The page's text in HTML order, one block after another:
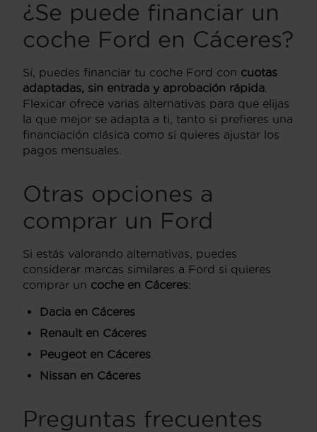
¿Se puede financiar un
coche Ford en Cáceres?
Sí, puedes financiar tu coche Ford con cuotas
adaptadas, sin entrada y aprobación rápida
Flexicar ofrece varias alternativas para que elijas
la que mejor se adapta a ti, tanto si prefieres una
financiación clásica como si quieres ajustar los
pagos mensuales.
Otras opciones a
comprar un Ford
Si estás valorando alternativas, puedes
considerar marcas similares a Ford si quieres
comprar un coche en Cáceres:
Dacia en Cáceres
Renault en Cáceres
Peugeot en Cáceres
Nissan en Cáceres
Preguntas frecuentes